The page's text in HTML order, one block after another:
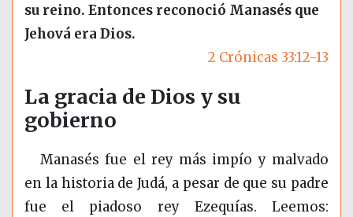
su reino. Entonces reconoció Manasés que
Jehová era Dios.
2 Crónicas 33:12-13
La gracia de Dios y su
gobierno
Manasés fue el rey más impío y malvado
en la historia de Judá, a pesar de que su padre
fue el piadoso rey Ezequías. Leemos: